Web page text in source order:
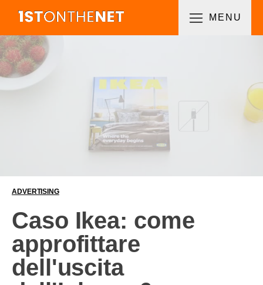
MENU
ADVERTISING
Caso Ikea: come
approfittare
dell'uscita